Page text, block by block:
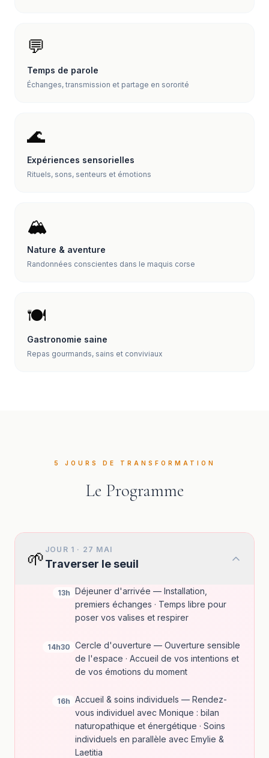
💬
Temps de parole
Échanges, transmission et partage en sororité
🌊
Expériences sensorielles
Rituels, sons, senteurs et émotions
🏔️
Nature & aventure
Randonnées conscientes dans le maquis corse
🍽️
Gastronomie saine
Repas gourmands, sains et conviviaux
5 JOURS DE TRANSFORMATION
Le Programme
🌱 JOUR 1 · 27 MAI
Traverser le seuil
13h Déjeuner d'arrivée — Installation,
premiers échanges · Temps libre pour
poser vos valises et respirer
14h30 Cercle d'ouverture — Ouverture sensible
de l'espace · Accueil de vos intentions et
de vos émotions du moment
16h Accueil & soins individuels — Rendez-
vous individuel avec Monique : bilan
naturopathique et énergétique · Soins
individuels en parallèle avec Emylie &
Laetitia